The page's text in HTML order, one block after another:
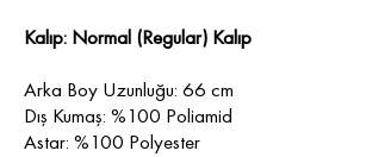
Kalıp: Normal (Regular) Kalıp
Arka Boy Uzunluğu: 66 cm
Dış Kumaş: %100 Poliamid
Astar: %100 Polyester